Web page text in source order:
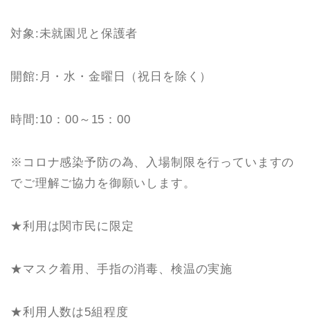
対象:未就園児と保護者
開館:月・水・金曜日（祝日を除く）
時間:10：00～15：00
※コロナ感染予防の為、入場制限を行っていますの
でご理解ご協力を御願いします。
★利用は関市民に限定
★マスク着用、手指の消毒、検温の実施
★利用人数は5組程度